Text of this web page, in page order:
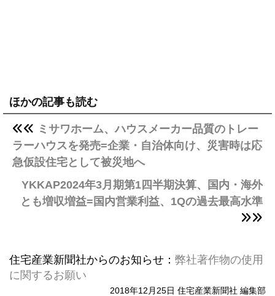
ほかの記事も読む
ミサワホーム、ハウスメーカー品質のトレー
ラーハウスを発売=企業・自治体向け、災害時は応
急仮設住宅として被災地へ
YKKAP2024年3月期第1四半期決算、国内・海外
とも増収増益=国内営業利益、1Qの過去最高水準
住宅産業新聞社からのお知らせ： 弊社著作物の使用
に関するお願い
2018年12月25日 住宅産業新聞社 編集部